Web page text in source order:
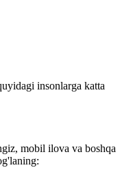
insonlarga katta
mobil ilova va boshqa